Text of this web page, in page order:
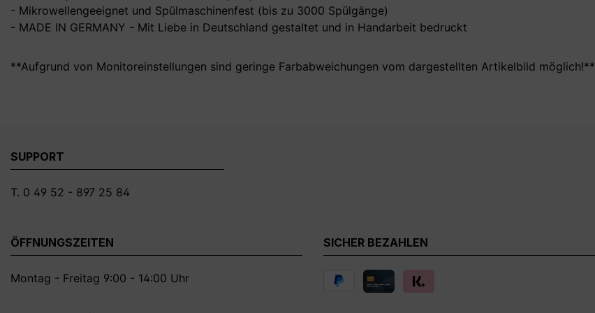
- Mikrowellengeeignet und Spülmaschinenfest (bis zu 3000 Spülgänge)
- MADE IN GERMANY - Mit Liebe in Deutschland gestaltet und in Handarbeit bedruckt
**Aufgrund von Monitoreinstellungen sind geringe Farbabweichungen vom dargestellten Artikelbild möglich!**
SUPPORT
T. 0 49 52 - 897 25 84
ÖFFNUNGSZEITEN
Montag - Freitag 9:00 - 14:00 Uhr
SICHER BEZAHLEN